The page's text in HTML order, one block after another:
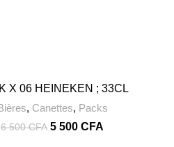
X 06 HEINEKEN ; 33CL
, Canettes, Packs
6 500CFA Le
5 500 CFA